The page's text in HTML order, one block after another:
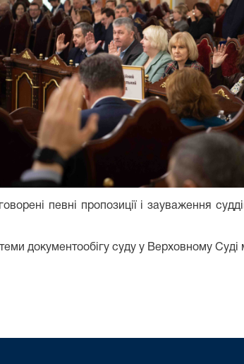
певні пропозиції і зауваження
документообігу суду у Верховному